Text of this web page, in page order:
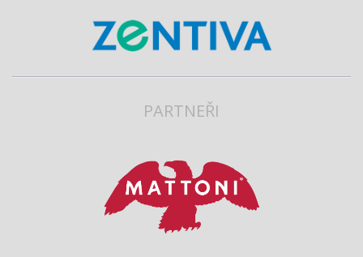
PARTNEŘI